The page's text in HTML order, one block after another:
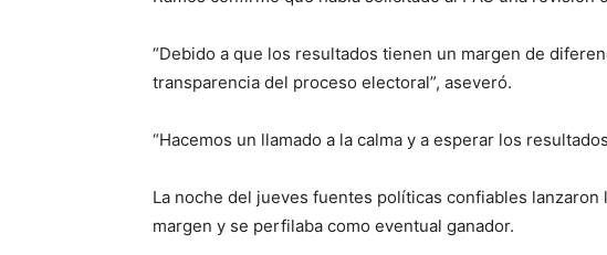
“Debido a que los resultados tienen un margen de
transparencia del proceso electoral”, aseveró.
“Hacemos un llamado a la calma y a esperar los
La noche del jueves fuentes políticas confiables
margen y se perfilaba como eventual ganador.